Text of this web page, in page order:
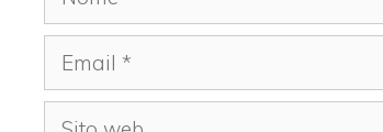
Email
Sito